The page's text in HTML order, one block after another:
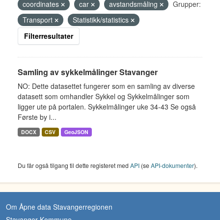
coordinates
car avstandsmåling
Grupper:
Transport
Statistikk/statistics
Filterresultater
Samling av sykkelmålinger Stavanger
NO: Dette datasettet fungerer som en samling av diverse
datasett som omhandler Sykkel og Sykkelmålinger som
ligger ute på portalen. Sykkelmålinger uke 34-43 Se også
Første by i...
DOCX CSV GeoJSON
Du får også tilgang til dette registeret med API (seAPI-dokumenter).
Om Åpne data Stavangerregionen